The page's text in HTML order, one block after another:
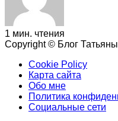
1 мин. чтения
Copyright © Блог
Cookie Policy
Карта сайта
Обо мне
Политика
Социальные сети